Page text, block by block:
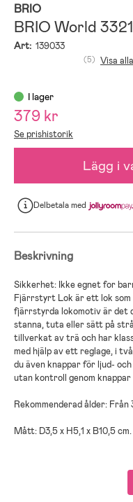
BRIO
BRIO World
Art: 139033
(5) Visa
I lager
379 kr
Se prishistorik
Lägg i
Delbetalamed
Beskrivning
Sikkerhet: Ikke egnet for
Fjärrstyrt Lok är ett lok
fjärrstyrda lokomotiv är det
stanna, tuta eller sätt på
tillverkat av trä och har
med hjälp av ett reglage, i
du även knappar för ljud-
utan kontroll genom
Rekommenderad ålder: Från
Mått: D3,5 x H5,1 x B10,5 cm.